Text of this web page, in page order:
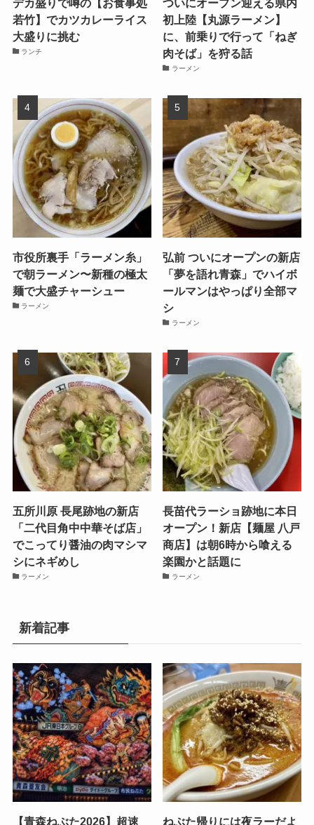
デカ盛りで噂の【お食事処
若竹】でカツカレーライス
大盛りに挑む
ランチ
ついにオープン迎える県内
初上陸【丸源ラーメン】
に、前乗りで行って「ねぎ
肉そば」を狩る話
ラーメン
市役所裏手「ラーメン糸」
で朝ラーメン〜新種の極太
麺で大盛チャーシュー
ラーメン
弘前 ついにオープンの新店
「夢を語れ青森」でハイボ
ールマンはやっぱり全部マ
シ
ラーメン
五所川原 長尾跡地の新店
「二代目角中中華そば店」
でこってり醤油の肉マシマ
シにネギめし
ラーメン
長苗代ラーショ跡地に本日
オープン！新店【麺屋 八戸
商店】は朝6時から喰える
楽園かと話題に
ラーメン
新着記事
【青森ねぶた2026】超速
ねぶた帰りには夜ラーだよ